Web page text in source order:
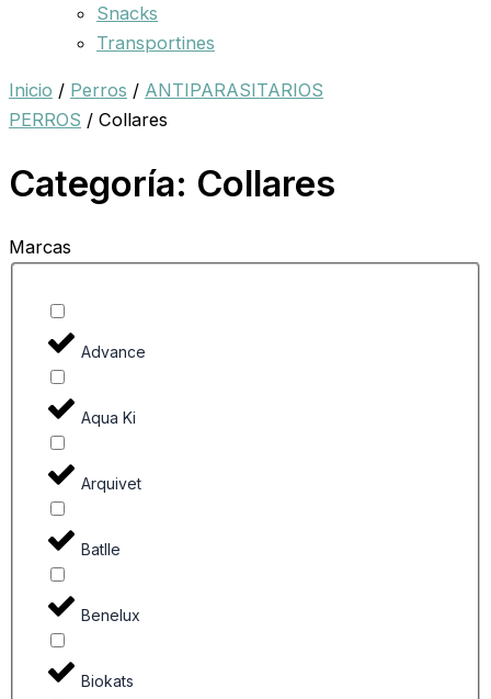
Snacks
Transportines
Inicio / Perros / ANTIPARASITARIOS
PERROS / Collares
Categoría: Collares
Marcas
Advance
Aqua Ki
Arquivet
Batlle
Benelux
Biokats